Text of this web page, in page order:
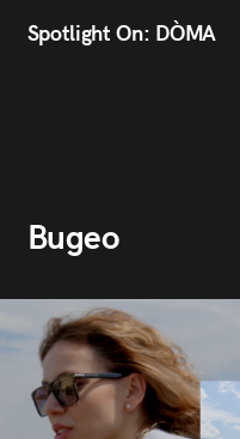
Spotlight On: DÒMA
Видео